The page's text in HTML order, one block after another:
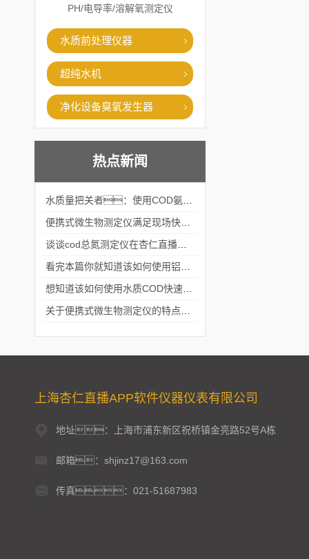
PH/电导率/溶解氧测定仪
水质前处理仪器
超纯水机
净化设备臭氧发生器
热点新闻
上海杏仁直播APP软件仪器仪表有限公司
地址：上海市浦东新区祝桥镇金亮路52号A栋
邮箱：shjinz17@163.com
传真：021-51687983